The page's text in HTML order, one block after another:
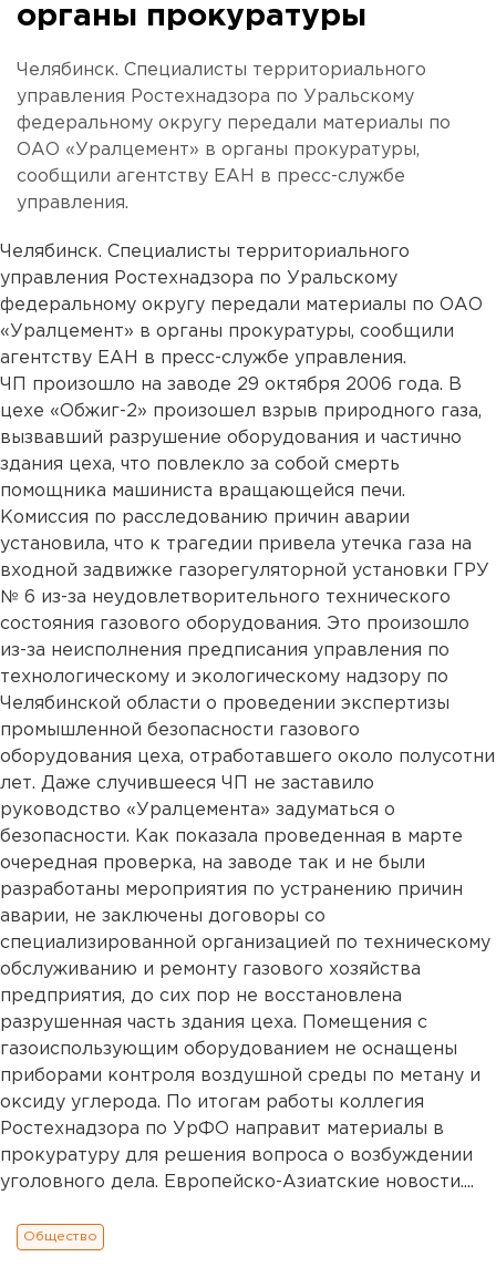
органы прокуратуры
Челябинск. Специалисты территориального
управления Ростехнадзора по Уральскому
федеральному округу передали материалы по
ОАО «Уралцемент» в органы прокуратуры,
сообщили агентству ЕАН в пресс-службе
управления.
Челябинск. Специалисты территориального
управления Ростехнадзора по Уральскому
федеральному округу передали материалы по ОАО
«Уралцемент» в органы прокуратуры, сообщили
агентству ЕАН в пресс-службе управления.
ЧП произошло на заводе 29 октября 2006 года. В
цехе «Обжиг-2» произошел взрыв природного газа,
вызвавший разрушение оборудования и частично
здания цеха, что повлекло за собой смерть
помощника машиниста вращающейся печи.
Комиссия по расследованию причин аварии
установила, что к трагедии привела утечка газа на
входной задвижке газорегуляторной установки ГРУ
№ 6 из-за неудовлетворительного технического
состояния газового оборудования. Это произошло
из-за неисполнения предписания управления по
технологическому и экологическому надзору по
Челябинской области о проведении экспертизы
промышленной безопасности газового
оборудования цеха, отработавшего около полусотни
лет. Даже случившееся ЧП не заставило
руководство «Уралцемента» задуматься о
безопасности. Как показала проведенная в марте
очередная проверка, на заводе так и не были
разработаны мероприятия по устранению причин
аварии, не заключены договоры со
специализированной организацией по техническому
обслуживанию и ремонту газового хозяйства
предприятия, до сих пор не восстановлена
разрушенная часть здания цеха. Помещения с
газоиспользующим оборудованием не оснащены
приборами контроля воздушной среды по метану и
оксиду углерода. По итогам работы коллегия
Ростехнадзора по УрФО направит материалы в
прокуратуру для решения вопроса о возбуждении
уголовного дела. Европейско-Азиатские новости....
Общество